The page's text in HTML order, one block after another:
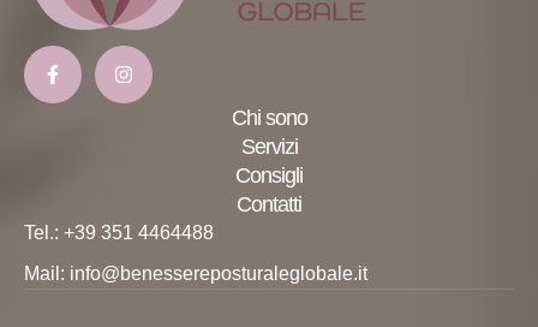
Chi sono
Servizi
Consigli
Contatti
Tel.: +39 351 4464488
Mail: info@benessereposturaleglobale.it